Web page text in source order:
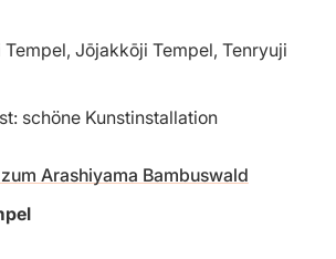
Tempel, Jōjakkōji Tempel, Tenryuji
schöne Kunstinstallation
Arashiyama Bambuswald